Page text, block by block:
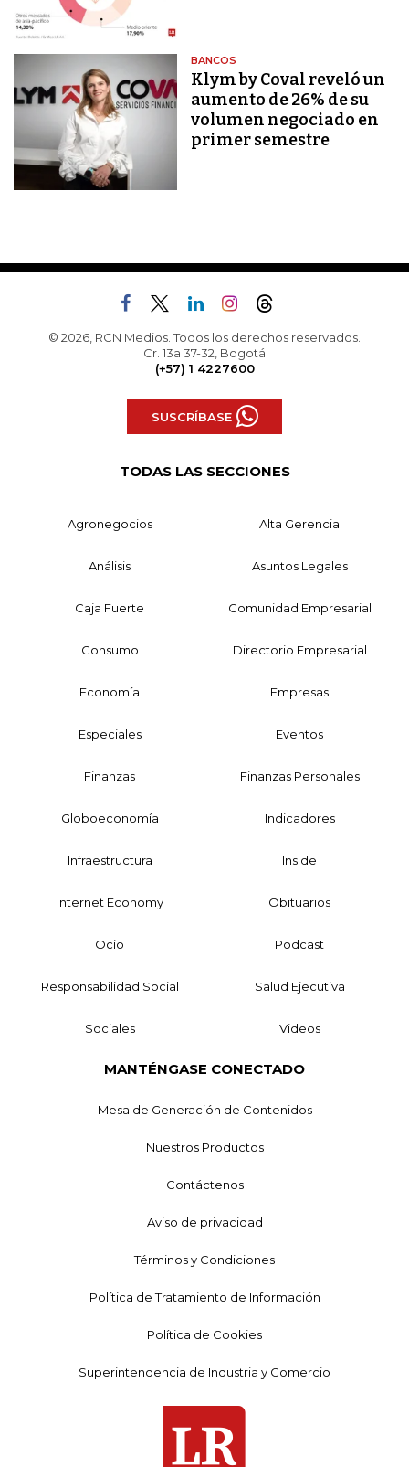
BANCOS
Klym by Coval reveló un
aumento de 26% de su
volumen negociado en
primer semestre
© 2026, RCN Medios. Todos los derechos reservados.
Cr. 13a 37-32, Bogotá
(+57) 1 4227600
SUSCRÍBASE
TODAS LAS SECCIONES
Agronegocios Alta Gerencia
Análisis Asuntos Legales
Caja Fuerte Comunidad Empresarial
Consumo Directorio Empresarial
Economía Empresas
Especiales Eventos
Finanzas Finanzas Personales
Globoeconomía Indicadores
Infraestructura Inside
Internet Economy Obituarios
Ocio Podcast
Responsabilidad Social Salud Ejecutiva
Sociales Videos
MANTÉNGASE CONECTADO
Mesa de Generación de Contenidos
Nuestros Productos
Contáctenos
Aviso de privacidad
Términos y Condiciones
Política de Tratamiento de Información
Política de Cookies
Superintendencia de Industria y Comercio